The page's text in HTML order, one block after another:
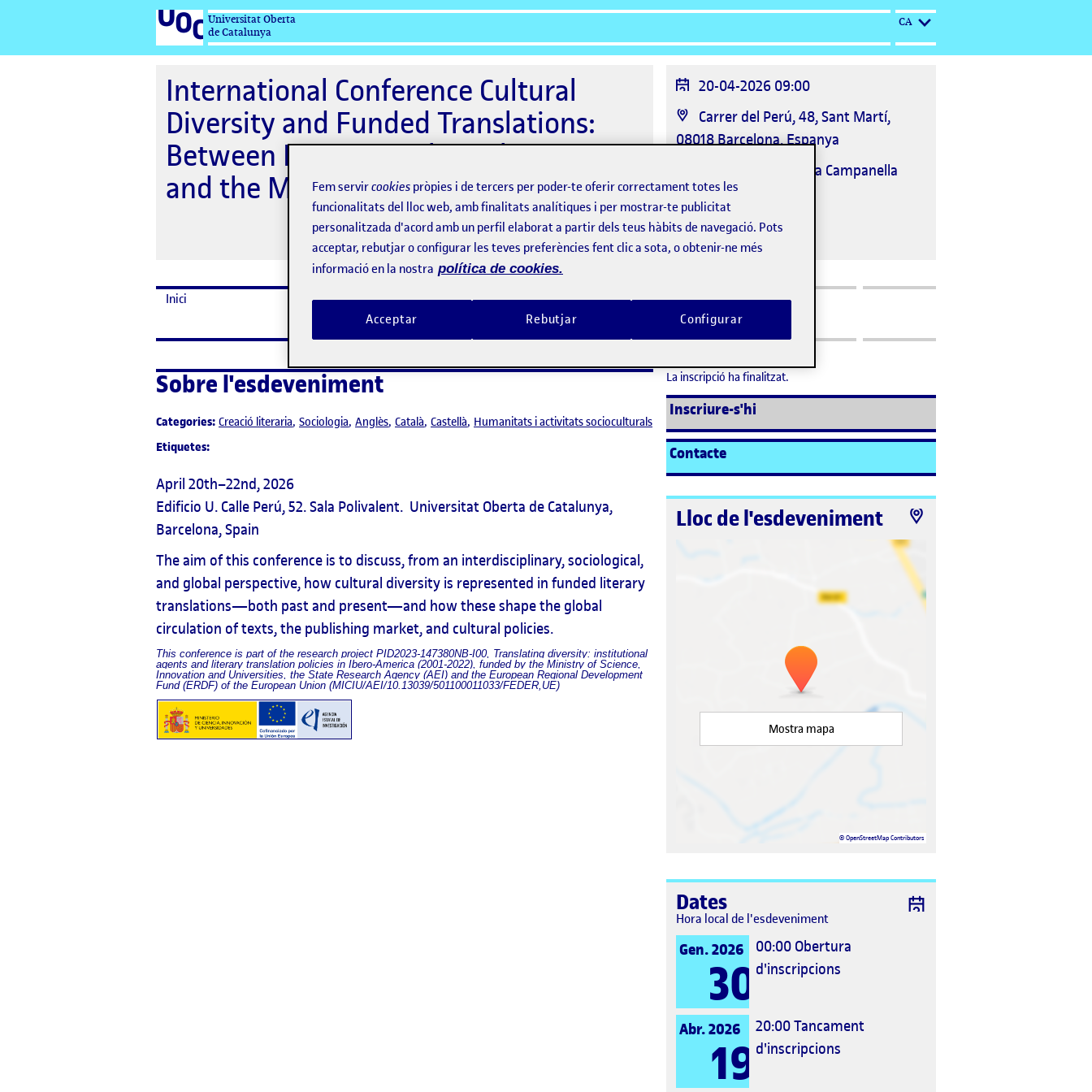
Universitat Oberta
de Catalunya
CA IDIOMA ACTUAL: CATALÀ
International Conference Cultural
Diversity and Funded Translations:
Between Institutional Gatekeeping
and the Market, Past and Present
Data
de
l'esdeveniment
20-04-2026 09:00
Ubicació
Carrer del Perú, 48, Sant Martí,
08018 Barcelona, Espanya
Lucia Campanella
Inici Dates Programa Assistents
Sobre l'esdeveniment
Categories: Creació literaria Sociologia Anglès Català Castellà Humanitats i activitats socioculturals
Etiquetes:
April 20th–22nd, 2026
Edificio U. Calle Perú, 52. Sala Polivalent. Universitat Oberta de Catalunya,
Barcelona, Spain
The aim of this conference is to discuss, from an interdisciplinary, sociological,
and global perspective, how cultural diversity is represented in funded literary
translations—both past and present—and how these shape the global
circulation of texts, the publishing market, and cultural policies.
This conference is part of the research project PID2023-147380NB-I00, Translating diversity: institutional
agents and literary translation policies in Ibero-America (2001-2022), funded by the Ministry of Science,
Innovation and Universities, the State Research Agency (AEI) and the European Regional Development
Fund (ERDF) of the European Union (MICIU/AEI/10.13039/501100011033/FEDER,UE)
La inscripció ha finalitzat.
Inscriure-s'hi
Contacte
Lloc de l'esdeveniment
Mostra mapa
©OpenStreetMapContributors
Dates
Hora local de l'esdeveniment
Gen. 2026
30
00:00 Obertura
d'inscripcions
Abr. 2026
19
20:00Tancament
d'inscripcions
Fem servircookies pròpies i de tercers per poder-te oferir correctament totes les
funcionalitats del lloc web, amb finalitats analítiques i per mostrar-te publicitat
personalitzada d'acord amb un perfil elaborat a partir dels teus hàbits de navegació. Pots
acceptar, rebutjar o configurar les teves preferències fent clic a sota, o obtenir-ne més
informació en la nostra política de cookies.
Rebutjar
Acceptar Configurar